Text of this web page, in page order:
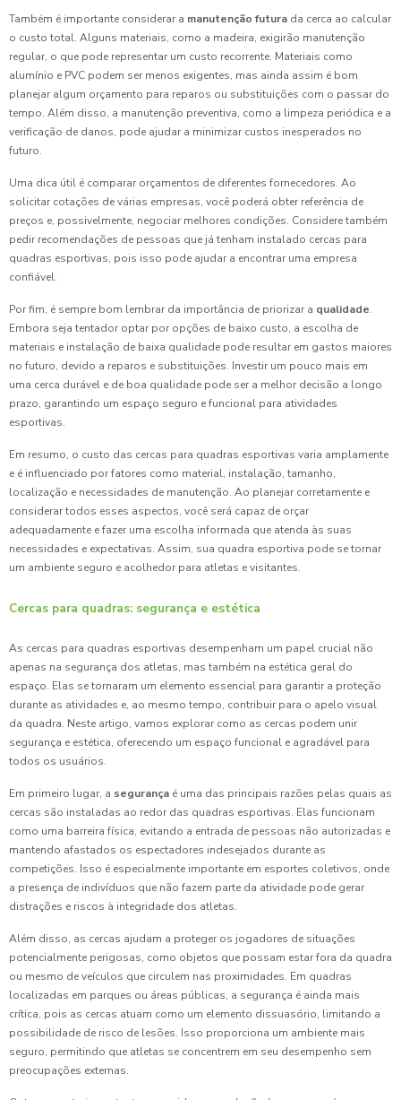
Também é importante considerar a manutenção futura da cerca ao calcular
o custo total. Alguns materiais, como a madeira, exigirão manutenção
regular, o que pode representar um custo recorrente. Materiais como
alumínio e PVC podem ser menos exigentes, mas ainda assim é bom
planejar algum orçamento para reparos ou substituições com o passar do
tempo. Além disso, a manutenção preventiva, como a limpeza periódica e a
verificação de danos, pode ajudar a minimizar custos inesperados no
futuro.
Uma dica útil é comparar orçamentos de diferentes fornecedores. Ao
solicitar cotações de várias empresas, você poderá obter referência de
preços e, possivelmente, negociar melhores condições. Considere também
pedir recomendações de pessoas que já tenham instalado cercas para
quadras esportivas, pois isso pode ajudar a encontrar uma empresa
confiável.
Por fim, é sempre bom lembrar da importância de priorizar a qualidade.
Embora seja tentador optar por opções de baixo custo, a escolha de
materiais e instalação de baixa qualidade pode resultar em gastos maiores
no futuro, devido a reparos e substituições. Investir um pouco mais em
uma cerca durável e de boa qualidade pode ser a melhor decisão a longo
prazo, garantindo um espaço seguro e funcional para atividades
esportivas.
Em resumo, o custo das cercas para quadras esportivas varia amplamente
e é influenciado por fatores como material, instalação, tamanho,
localização e necessidades de manutenção. Ao planejar corretamente e
considerar todos esses aspectos, você será capaz de orçar
adequadamente e fazer uma escolha informada que atenda às suas
necessidades e expectativas. Assim, sua quadra esportiva pode se tornar
um ambiente seguro e acolhedor para atletas e visitantes.
Cercas para quadras: segurança e estética
As cercas para quadras esportivas desempenham um papel crucial não
apenas na segurança dos atletas, mas também na estética geral do
espaço. Elas se tornaram um elemento essencial para garantir a proteção
durante as atividades e, ao mesmo tempo, contribuir para o apelo visual
da quadra. Neste artigo, vamos explorar como as cercas podem unir
segurança e estética, oferecendo um espaço funcional e agradável para
todos os usuários.
Em primeiro lugar, a segurança é uma das principais razões pelas quais as
cercas são instaladas ao redor das quadras esportivas. Elas funcionam
como uma barreira física, evitando a entrada de pessoas não autorizadas e
mantendo afastados os espectadores indesejados durante as
competições. Isso é especialmente importante em esportes coletivos, onde
a presença de indivíduos que não fazem parte da atividade pode gerar
distrações e riscos à integridade dos atletas.
Além disso, as cercas ajudam a proteger os jogadores de situações
potencialmente perigosas, como objetos que possam estar fora da quadra
ou mesmo de veículos que circulem nas proximidades. Em quadras
localizadas em parques ou áreas públicas, a segurança é ainda mais
crítica, pois as cercas atuam como um elemento dissuasório, limitando a
possibilidade de risco de lesões. Isso proporciona um ambiente mais
seguro, permitindo que atletas se concentrem em seu desempenho sem
preocupações externas.